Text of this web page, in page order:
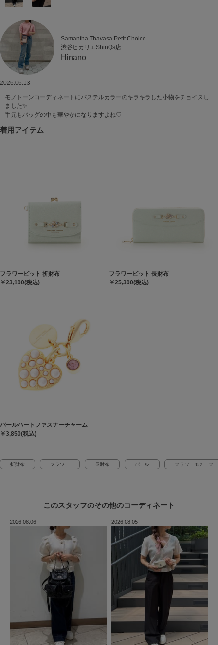
Samantha Thavasa Petit Choice
渋谷ヒカリエShinQs店
Hinano
2026.06.13
モノトーンコーディネートにパステルカラーのキラキラした小物をチョイスし
ました✨
手元もバッグの中も華やかになりますよね♡
着用アイテム
フラワービット 折財布
￥23,100(税込)
フラワービット 長財布
￥25,300(税込)
パールハートファスナーチャーム
￥3,850(税込)
折財布 フラワー 長財布 パール フラワーモチーフ
このスタッフのその他のコーディネート
2026.08.06 2026.08.05